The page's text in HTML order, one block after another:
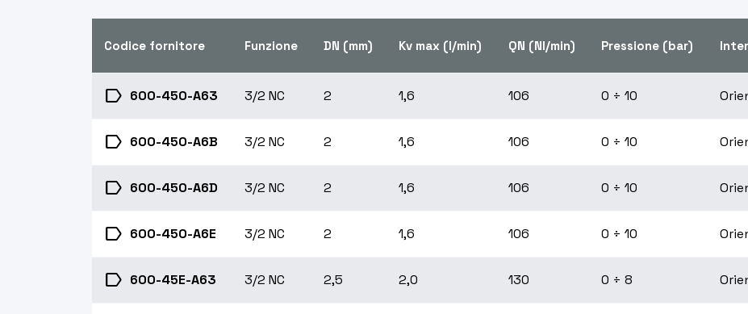
Codice fornitore Funzione DN (mm) Kv max (l/min) QN (Nl/min) Pressione (bar)
label 600-450-A63 3/2 NC 2 1,6 106 0 ÷ 10
label 600-450-A6B 3/2 NC 2 1,6 106 0 ÷ 10
label 600-450-A6D 3/2 NC 2 1,6 106 0 ÷ 10
label 600-450-A6E 3/2 NC 2 1,6 106 0 ÷ 10
label 600-45E-A63 3/2 NC 2,5 2,0 130 0 ÷ 8